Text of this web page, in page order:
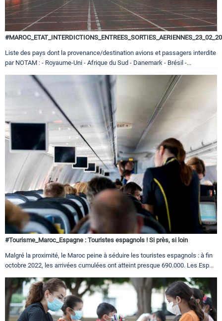
Liste des pays dont la provenance/destination avions et passagers interdite
par NOTAM : - Royaume-Uni - Afrique du Sud - Danemark - Brésil -...
#Tourisme_Maroc_Espagne : Touristes espagnols ! Si près, si loin
Malgré la proximité, le Maroc peine à séduire les touristes espagnols : à fin
octobre 2022, les arrivées cumulées ont atteint presque 690.000. Les Esp...